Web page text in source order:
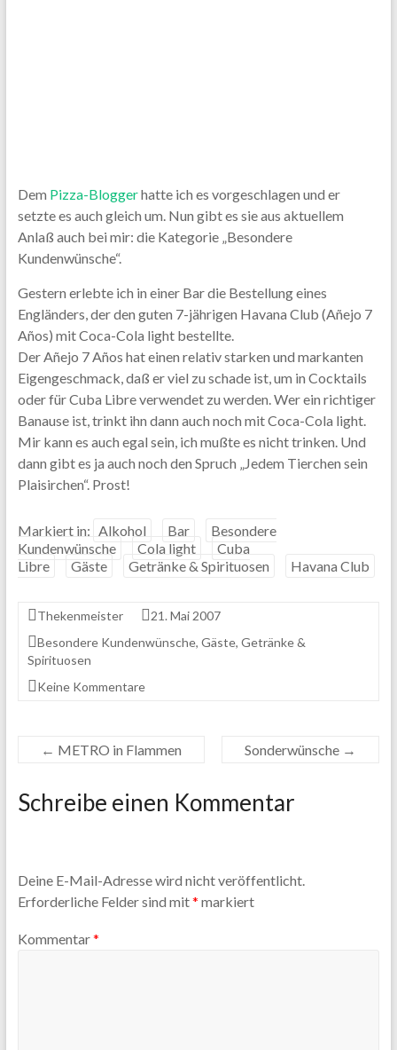
Dem Pizza-Bloggerhatte ich es vorgeschlagen und er
setzte es auch gleich um. Nun gibt es sie aus aktuellem
Anlaß auch bei mir: die Kategorie „Besondere
Kundenwünsche“.
Gestern erlebte ich in einer Bar die Bestellung eines
Engländers, der den guten 7-jährigen Havana Club (Añejo 7
Años) mit Coca-Cola light bestellte.
Der Añejo 7 Años hat einen relativ starken und markanten
Eigengeschmack, daß er viel zu schade ist, um in Cocktails
oder für Cuba Libre verwendet zu werden. Wer ein richtiger
Banause ist, trinkt ihn dann auch noch mit Coca-Cola light.
Mir kann es auch egal sein, ich mußte es nicht trinken. Und
dann gibt es ja auch noch den Spruch „Jedem Tierchen sein
Plaisirchen“. Prost!
Markiert in: Alkohol Bar
Besondere
Kundenwünsche
Cola light
Cuba
Libre
Gäste Getränke & Spirituosen Havana Club
Thekenmeister
21. Mai 2007
Besondere Kundenwünsche, Gäste, Getränke &
Spirituosen
Keine Kommentare
← METRO in Flammen Sonderwünsche →
Schreibe einen Kommentar
Deine E-Mail-Adresse wird nicht veröffentlicht.
Erforderliche Felder sind mit* markiert
Kommentar*